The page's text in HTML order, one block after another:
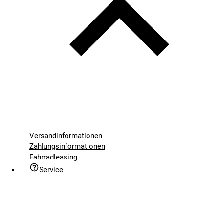
Versandinformationen
Zahlungsinformationen
Fahrradleasing
Service